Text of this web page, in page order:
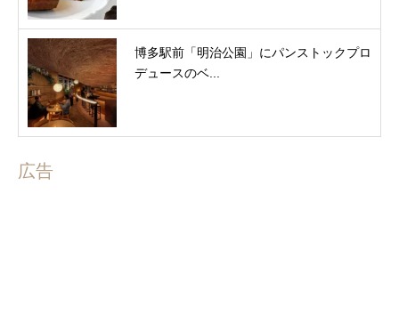
博多駅前「明治公園」にパンストックプロ
デュースのベ...
広告